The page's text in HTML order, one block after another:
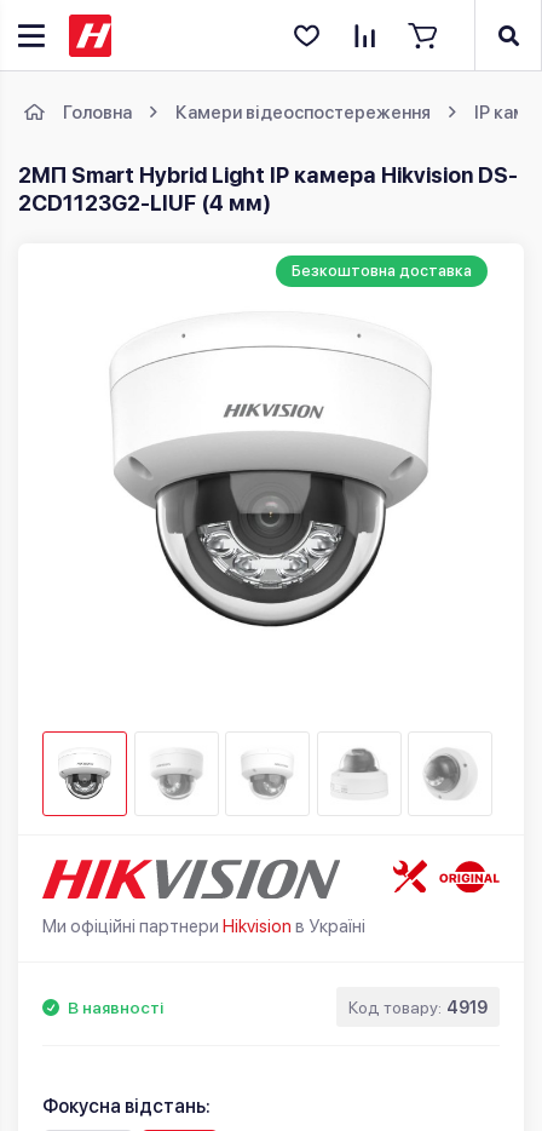
Головна Камери відеоспостереження IP
2MП Smart Hybrid Light IP камера Hikvision DS-
2CD1123G2-LIUF (4 мм)
Безкоштовна доставка
Ми офіційні партнери Hikvision в Україні
В наявності Код товару: 4919
Фокусна відстань: